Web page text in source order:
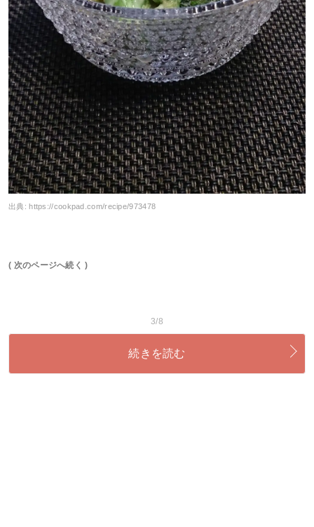
出典:https://cookpad.com/recipe/973478
( 次のページへ続く )
3/8
続きを読む